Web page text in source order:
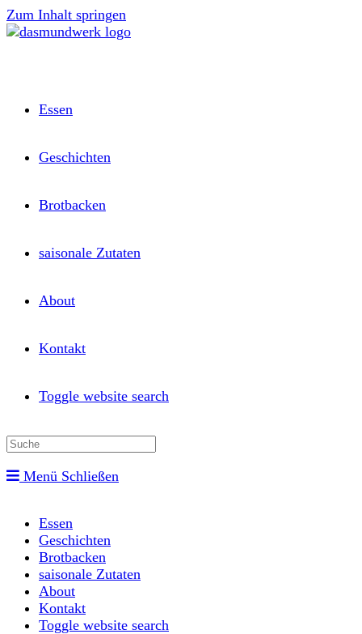
Zum Inhalt springen
Essen
Geschichten
Brotbacken
saisonale Zutaten
About
Kontakt
Toggle website search
Menü Schließen
Essen
Geschichten
Brotbacken
saisonale Zutaten
About
Kontakt
Toggle website search